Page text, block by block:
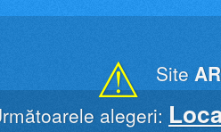
⚠ Site
alegeri: